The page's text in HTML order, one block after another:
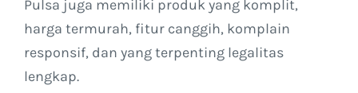
Pulsa juga memiliki produk yang komplit,
harga termurah, fitur canggih, komplain
responsif, dan yang terpenting legalitas
lengkap.